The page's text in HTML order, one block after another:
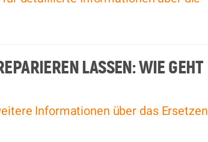
LASSEN: WIE GEHT
Informationen über das Ersetzen